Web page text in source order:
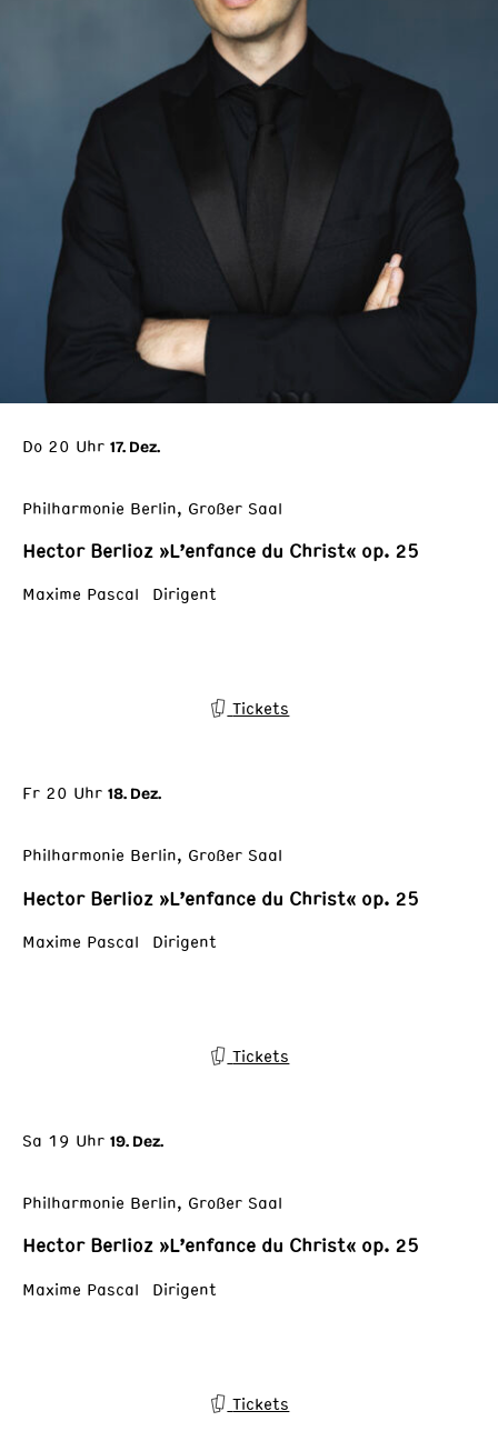
Do 20 Uhr 17. Dez.
Philharmonie Berlin, Großer Saal
Hector Berlioz »L’enfance du Christ« op. 25
Maxime Pascal Dirigent
Tickets
Fr 20 Uhr 18. Dez.
Philharmonie Berlin, Großer Saal
Hector Berlioz »L’enfance du Christ« op. 25
Maxime Pascal Dirigent
Tickets
Sa 19 Uhr 19. Dez.
Philharmonie Berlin, Großer Saal
Hector Berlioz »L’enfance du Christ« op. 25
Maxime Pascal Dirigent
Tickets